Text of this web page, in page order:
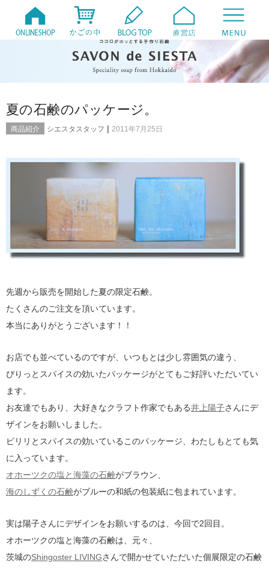
夏の石鹸のパッケージ。
商品紹介 シエスタスタッフ | 2011年7月25日
先週から販売を開始した夏の限定石鹸。
たくさんのご注文を頂いています。
本当にありがとうございます！！
お店でも並べているのですが、いつもとは少し雰囲気の違う、
ぴりっとスパイスの効いたパッケージがとてもご好評いただいてい
ます。
お友達でもあり、大好きなクラフト作家でもある井上陽子さんにデ
ザインをお願いしました。
ピリリとスパイスの効いているこのパッケージ、わたしもとても気
に入っています。
オホーツクの塩と海藻の石鹸がブラウン、
海のしずくの石鹸がブルーの和紙の包装紙に包まれています。
実は陽子さんにデザインをお願いするのは、今回で2回目。
オホーツクの塩と海藻の石鹸は、元々、
茨城のShingoster LIVINGさんで開かせていただいた個展限定の石鹸